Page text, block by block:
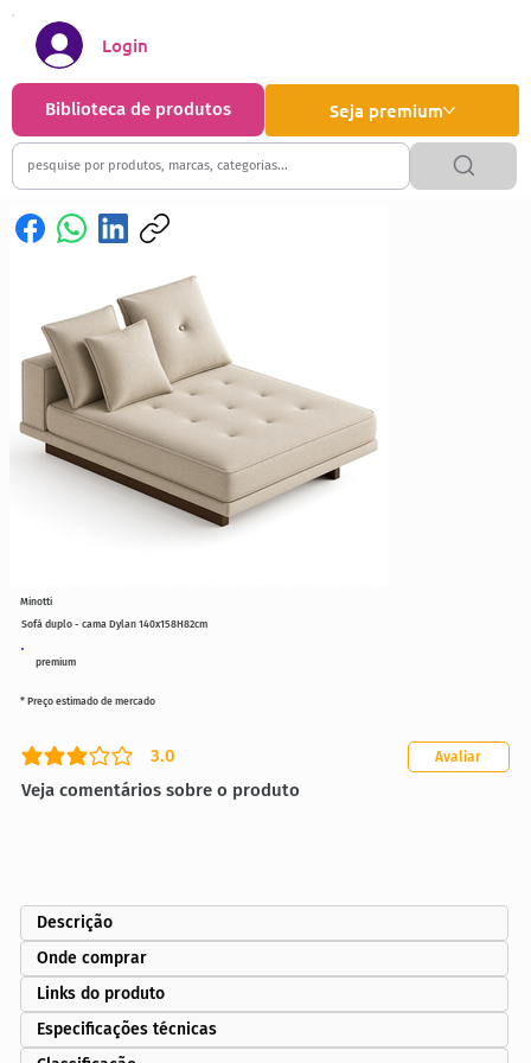
Seja premium
Biblioteca de produtos
Login
premium
Sofá duplo - cama Dylan 140x158H82cm
3.0
classificação média é 3 de 5
Veja comentários sobre o produto
Avaliar
* Preço estimado de mercado
Minotti
Descrição
Onde comprar
Links do produto
Especificações técnicas